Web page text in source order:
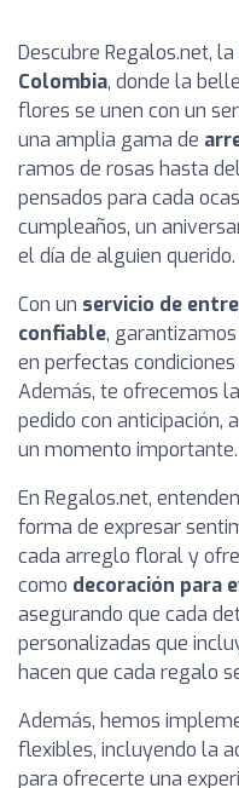
Descubre Regalos.net, la
Colombia, donde la
flores se unen con un
una amplia gama de
ramos de rosas hasta
pensados para cada
cumpleaños, un
el día de alguien querido.
Con un servicio de
confiable,
en perfectas condiciones
Además, te ofrecemos
pedido con anticipación,
un momento importante.
En Regalos.net,
forma de expresar
cada arreglo floral y
como decoración para
asegurando que cada
personalizadas que
hacen que cada regalo
Además, hemos
flexibles, incluyendo la
para ofrecerte una